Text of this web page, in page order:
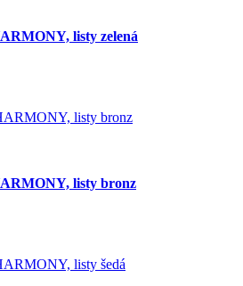
listy zelená
listy bronz